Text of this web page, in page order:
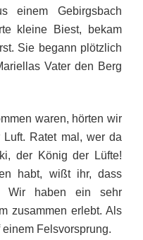
einem Gebirgsbach
kleine Biest, bekam
Sie begann plötzlich
Vater den Berg
waren, hörten wir
Ratet mal, wer da
der König der Lüfte!
habt, wißt ihr, dass
Wir haben ein sehr
zusammen erlebt. Als
Felsvorsprung.